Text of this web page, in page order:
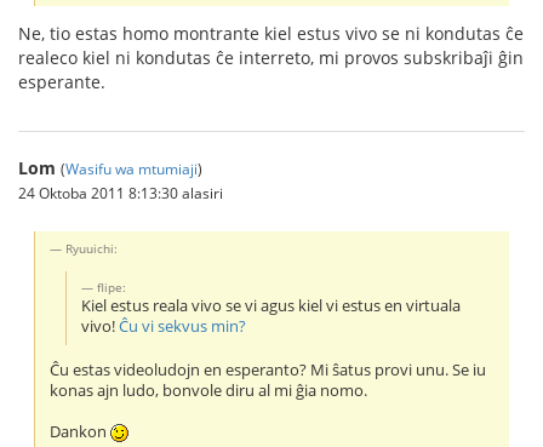
Ne, tio estas homo montrante kiel estus vivo se ni kondutas ĉe
realeco kiel ni kondutas ĉe interreto, mi provos subskribaĵi ĝin
esperante.
Lom (Wasifu wa mtumiaji)
24 Oktoba 2011 8:13:30 alasiri
Ryuuichi:
flipe:
Kiel estus reala vivo se vi agus kiel vi estus en virtuala
vivo!Ĉu vi sekvus min?
Ĉu estas videoludojn en esperanto? Mi ŝatus provi unu. Se iu
konas ajn ludo, bonvole diru al mi ĝia nomo.
Dankon